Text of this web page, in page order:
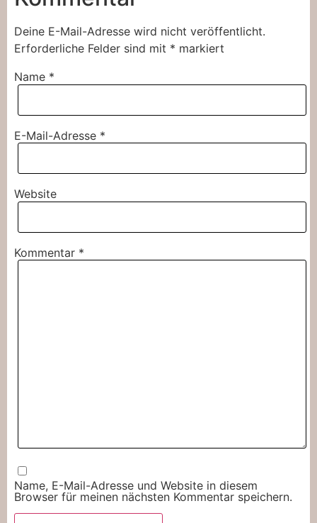
Deine E-Mail-Adresse wird nicht veröffentlicht.
Erforderliche Felder sind mit * markiert
Name *
E-Mail-Adresse *
Website
Kommentar *
Name, E-Mail-Adresse und Website in diesem
Browser für meinen nächsten Kommentar speichern.